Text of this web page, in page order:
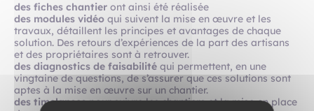
des fiches chantier ont ainsi été réalisée
des modules vidéo qui suivent la mise en œuvre et les
travaux, détaillent les principes et avantages de chaque
solution. Des retours d’expériences de la part des artisans
et des propriétaires sont à retrouver.
des diagnostics de faisabilité qui permettent, en une
vingtaine de questions, de s’assurer que ces solutions sont
aptes à la mise en œuvre sur un chantier.
des timelapsespour suivre les chantiers et la mise en place